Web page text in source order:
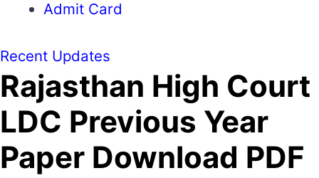
Admit Card
Recent Updates
Rajasthan High Court
LDC Previous Year
Paper Download PDF